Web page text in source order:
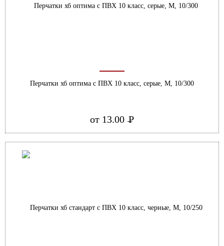
Перчатки хб оптима с ПВХ 10 класс, серые, М, 10/300
от 13.00 Р
УБ.